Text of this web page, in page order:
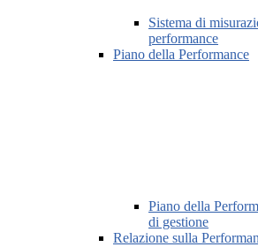
Sistema di
performance
Piano della Performance
Piano della
di gestione
Relazione sulla